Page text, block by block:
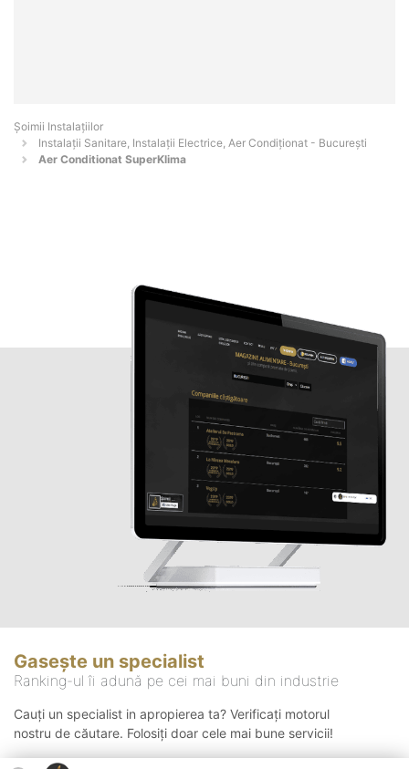
Şoimii Instalaţiilor
Instalații Sanitare, Instalații Electrice, Aer Condiționat - Bucureşti
Aer Conditionat SuperKlima
Gasește un specialist
Ranking-ul îi adună pe cei mai buni din industrie
Cauți un specialist in apropierea ta? Verificați motorul
nostru de căutare. Folosiți doar cele mai bune servicii!